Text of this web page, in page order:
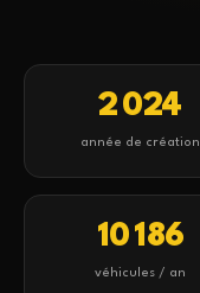
2 024
année de création
10 186
véhicules / an